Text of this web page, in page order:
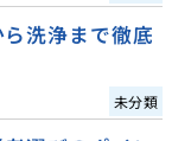
洗浄まで徹底
未分類